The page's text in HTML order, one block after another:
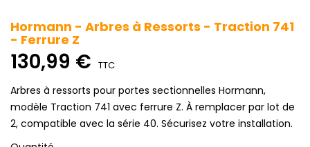
Hormann - Arbres à Ressorts - Traction 741
- Ferrure Z
130,99 € TTC
Arbres à ressorts pour portes sectionnelles Hormann,
modèle Traction 741 avec ferrure Z. À remplacer par lot de
2, compatible avec la série 40. Sécurisez votre installation.